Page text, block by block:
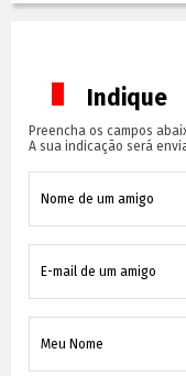
Indique
Preencha os campos
A sua indicação será